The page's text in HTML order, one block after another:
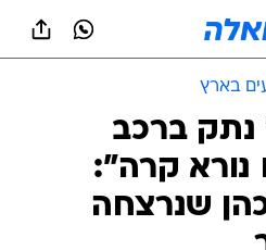
בארץ
נתק ברכב
נורא קרה":
שנרצחה